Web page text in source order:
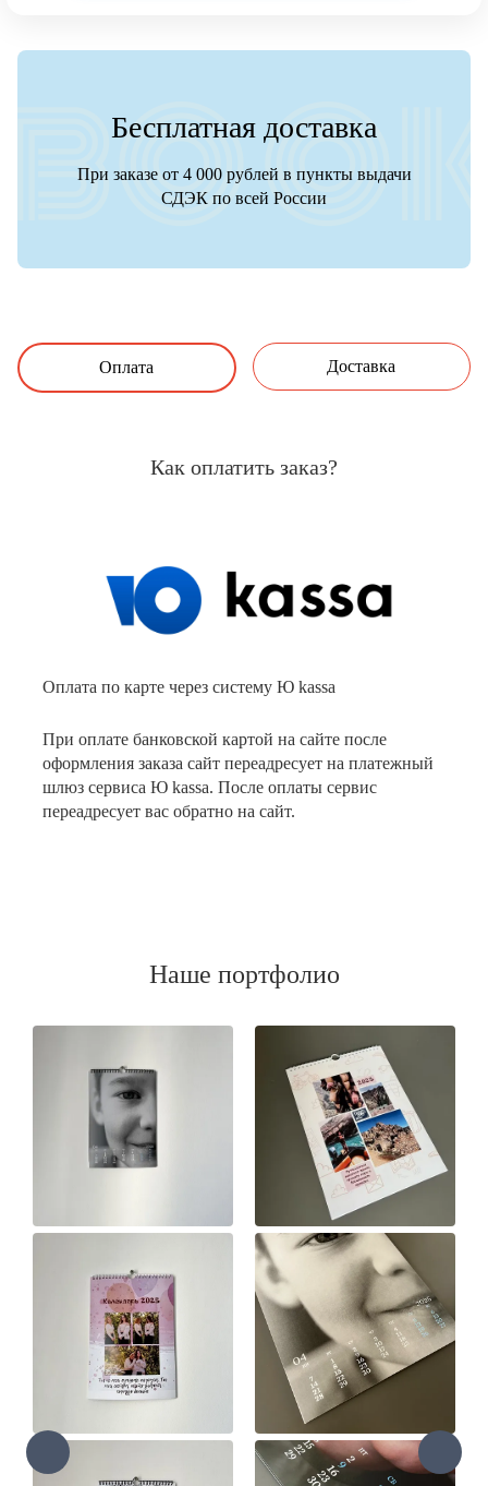
Бесплатная доставка
При заказе от 4 000 рублей в пункты выдачи
СДЭК по всей России
Оплата Доставка
Как оплатить заказ?
Оплата по карте через систему Ю kassa
При оплате банковской картой на сайте после
оформления заказа сайт переадресует на платежный
шлюз сервиса Ю kassa. После оплаты сервис
переадресует вас обратно на сайт.
Наше портфолио